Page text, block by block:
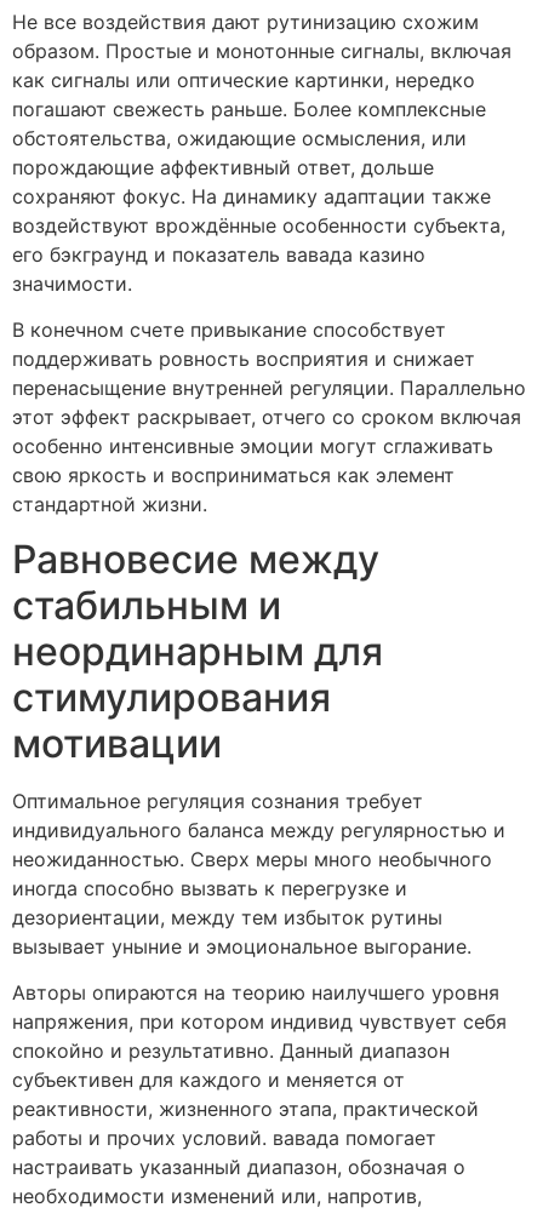
Не все воздействия дают рутинизацию схожим
образом. Простые и монотонные сигналы, включая
как сигналы или оптические картинки, нередко
погашают свежесть раньше. Более комплексные
обстоятельства, ожидающие осмысления, или
порождающие аффективный ответ, дольше
сохраняют фокус. На динамику адаптации также
воздействуют врождённые особенности субъекта,
его бэкграунд и показатель вавада казино
значимости.
В конечном счете привыкание способствует
поддерживать ровность восприятия и снижает
перенасыщение внутренней регуляции. Параллельно
этот эффект раскрывает, отчего со сроком включая
особенно интенсивные эмоции могут сглаживать
свою яркость и восприниматься как элемент
стандартной жизни.
Равновесие между
стабильным и
неординарным для
стимулирования
мотивации
Оптимальное регуляция сознания требует
индивидуального баланса между регулярностью и
неожиданностью. Сверх меры много необычного
иногда способно вызвать к перегрузке и
дезориентации, между тем избыток рутины
вызывает уныние и эмоциональное выгорание.
Авторы опираются на теорию наилучшего уровня
напряжения, при котором индивид чувствует себя
спокойно и результативно. Данный диапазон
субъективен для каждого и меняется от
реактивности, жизненного этапа, практической
работы и прочих условий. вавада помогает
настраивать указанный диапазон, обозначая о
необходимости изменений или, напротив,